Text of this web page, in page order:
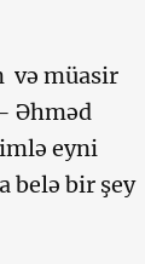
və müasir
Əhməd
eyni
belə bir şey